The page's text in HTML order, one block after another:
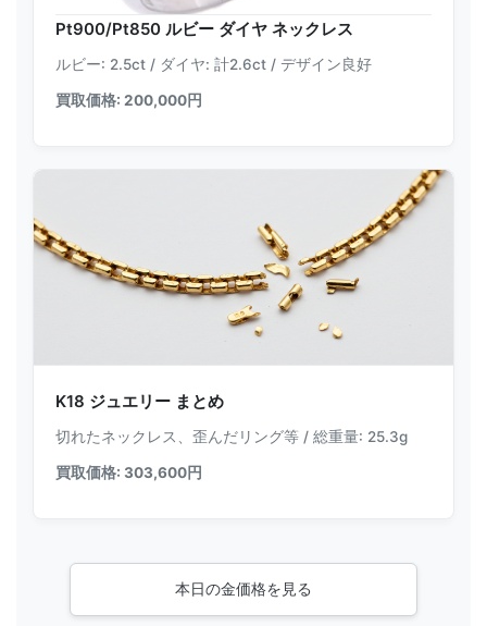
Pt900/Pt850 ルビー ダイヤ ネックレス
ルビー: 2.5ct / ダイヤ: 計2.6ct / デザイン良好
買取価格: 200,000円
K18 ジュエリー まとめ
切れたネックレス、歪んだリング等 / 総重量: 25.3g
買取価格: 303,600円
本日の金価格を見る